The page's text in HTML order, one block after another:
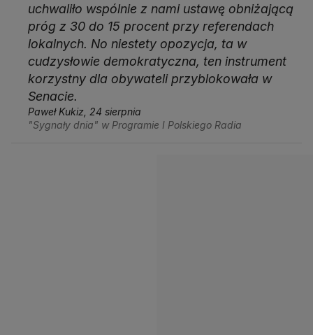
uchwaliło wspólnie z nami ustawę obniżającą
próg z 30 do 15 procent przy referendach
lokalnych. No niestety opozycja, ta w
cudzysłowie demokratyczna, ten instrument
korzystny dla obywateli przyblokowała w
Senacie.
Paweł Kukiz, 24 sierpnia
"Sygnały dnia" w Programie I Polskiego Radia